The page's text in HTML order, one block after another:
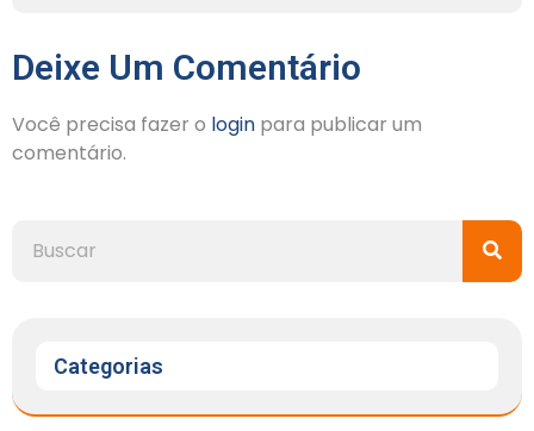
Deixe Um Comentário
Você precisa fazer o login para publicar um
comentário.
Categorias